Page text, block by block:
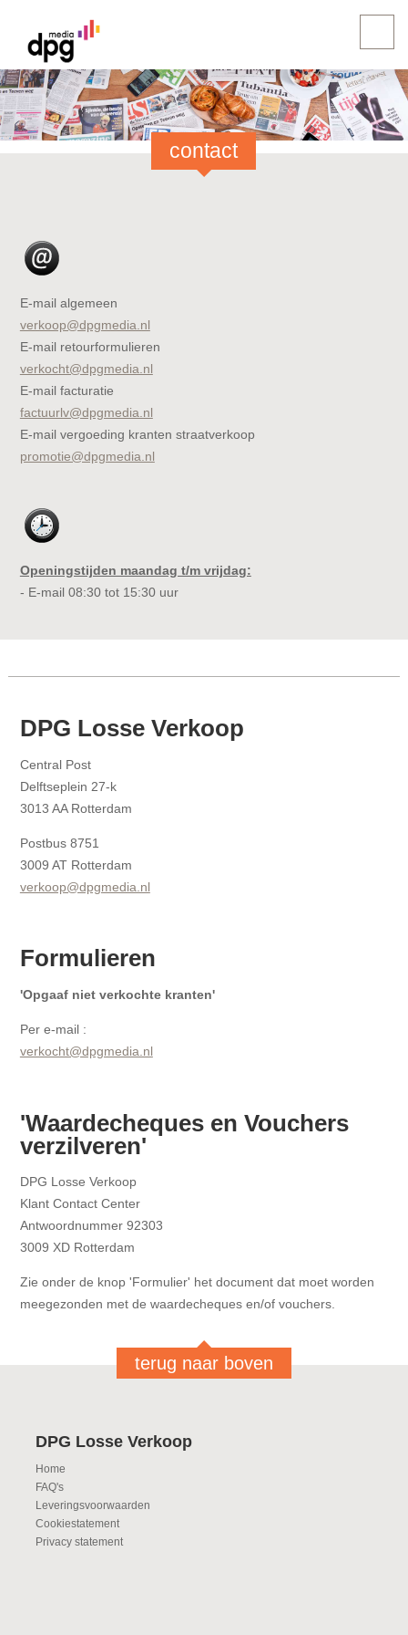
contact
E-mail algemeen
verkoop@dpgmedia.nl
E-mail retourformulieren
verkocht@dpgmedia.nl
E-mail facturatie
factuurlv@dpgmedia.nl
E-mail vergoeding kranten straatverkoop
promotie@dpgmedia.nl
Openingstijden maandag t/m vrijdag:
- E-mail 08:30 tot 15:30 uur
DPG Losse Verkoop
Central Post
Delftseplein 27-k
3013 AA Rotterdam
Postbus 8751
3009 AT Rotterdam
verkoop@dpgmedia.nl
Formulieren
'Opgaaf niet verkochte kranten'
Per e-mail :
verkocht@dpgmedia.nl
'Waardecheques en Vouchers
verzilveren'
DPG Losse Verkoop
Klant Contact Center
Antwoordnummer 92303
3009 XD Rotterdam
Zie onder de knop 'Formulier' het document dat moet worden
meegezonden met de waardecheques en/of vouchers.
terug naar boven
DPG Losse Verkoop
Home
FAQ's
Leveringsvoorwaarden
Cookiestatement
Privacy statement